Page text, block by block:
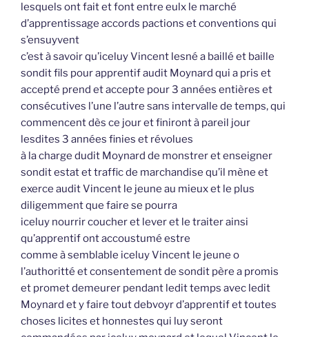
lesquels ont fait et font entre eulx le marché
d’apprentissage accords pactions et conventions qui
s’ensuyvent
c’est à savoir qu’iceluy Vincent lesné a baillé et baille
sondit fils pour apprentif audit Moynard qui a pris et
accepté prend et accepte pour 3 années entières et
consécutives l’une l’autre sans intervalle de temps, qui
commencent dès ce jour et finiront à pareil jour
lesdites 3 années finies et révolues
à la charge dudit Moynard de monstrer et enseigner
sondit estat et traffic de marchandise qu’il mène et
exerce audit Vincent le jeune au mieux et le plus
diligemment que faire se pourra
iceluy nourrir coucher et lever et le traiter ainsi
qu’apprentif ont accoustumé estre
comme à semblable iceluy Vincent le jeune o
l’authoritté et consentement de sondit père a promis
et promet demeurer pendant ledit temps avec ledit
Moynard et y faire tout debvoyr d’apprentif et toutes
choses licites et honnestes qui luy seront